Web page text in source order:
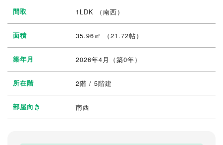
間取 1LDK （南西）
面積 35.96㎡ （21.72帖）
築年月 2026年4月（築0年）
所在階 2階 / 5階建
部屋向き 南西